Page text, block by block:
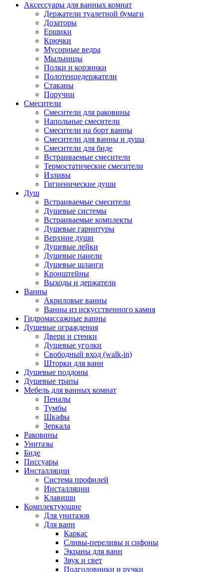
Аксессуары для ванных комнат
Держатели туалетной бумаги
Дозаторы
Ершики
Крючки
Мусорные ведра
Мыльницы
Полки и корзинки
Полотенцедержатели
Стаканы
Поручни
Смесители
Смесители для раковины
Напольные смесители
Смесители на борт ванны
Смесители для ванны и душа
Смесители для биде
Встраиваемые смесители
Термостатические смесители
Изливы
Гигиенические души
Душ
Встраиваемые смесители
Душевые системы
Встраиваемые комплекты
Душевые гарнитуры
Верхние души
Душевые лейки
Душевые панели
Душевые шланги
Кронштейны
Выходы и держатели
Ванны
Акриловые ванны
Ванны из искусственного камня
Гидромассажные ванны
Душевые ограждения
Двери и стенки
Душевые уголки
Свободный вход (walk-in)
Шторки для ванн
Душевые поддоны
Душевые трапы
Мебель для ванных комнат
Пеналы
Тумбы
Шкафы
Зеркала
Раковины
Унитазы
Биде
Писсуары
Инсталляции
Система профилей
Инсталляции
Клавиши
Комплектующие
Для унитазов
Для ванн
Каркас
Сливы-переливы и сифоны
Экраны для ванн
Звук и свет
Подголовники и ручки